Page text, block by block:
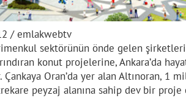
/ emlakwebtv
sektörünün önde gelen
konut projelerine, Ankara’da
Çankaya Oran’da yer alan Altınoran,
peyzaj alanına sahip dev bir proje